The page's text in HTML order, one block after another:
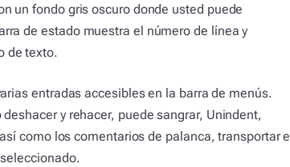
un fondo gris oscuro donde usted puede
de estado muestra el número de línea y
de texto.
entradas accesibles en la barra de menús.
y rehacer, puede sangrar, Unindent,
como los comentarios de palanca, transportar e